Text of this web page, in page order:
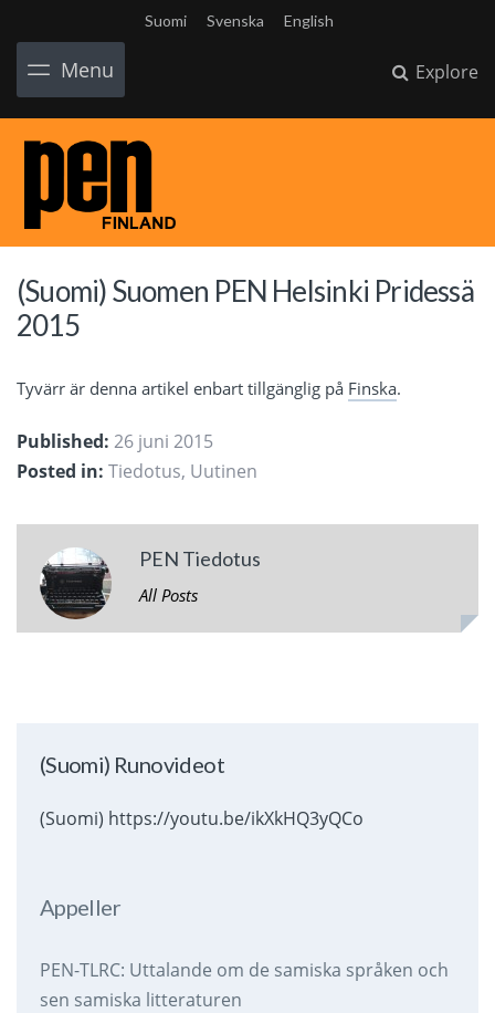
Suomi Svenska English
Menu Explore
(Suomi) Suomen PEN Helsinki Pridessä
2015
Tyvärr är denna artikel enbart tillgänglig på Finska.
Published: 26 juni 2015
Posted in: Tiedotus, Uutinen
PEN Tiedotus
All Posts
(Suomi) Runovideot
(Suomi) https://youtu.be/ikXkHQ3yQCo
Appeller
PEN-TLRC: Uttalande om de samiska språken och
sen samiska litteraturen